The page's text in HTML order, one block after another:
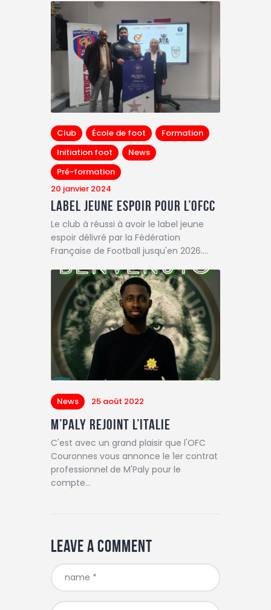
Club École de foot
Formation
Initiation foot
News
Pré-formation
20 janvier 2024
Label jeune espoir pour l’OFCC
Le club à réussi à avoir le label jeune
espoir délivré par la Fédération
Française de Football jusqu'en 2026.…
News 25 août 2022
M’Paly rejoint l’italie
C'est avec un grand plaisir que l'OFC
Couronnes vous annonce le 1er contrat
professionnel de M'Paly pour le
compte…
Leave a comment